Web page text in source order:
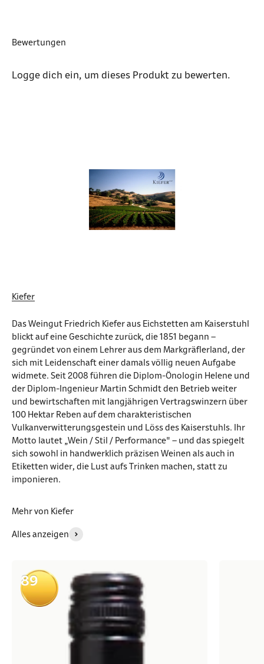
Bewertungen
Logge dich ein , um dieses Produkt zu bewerten.
Kiefer
Das Weingut Friedrich Kiefer aus Eichstetten am Kaiserstuhl
blickt auf eine Geschichte zurück, die 1851 begann –
gegründet von einem Lehrer aus dem Markgräflerland, der
sich mit Leidenschaft einer damals völlig neuen Aufgabe
widmete. Seit 2008 führen die Diplom-Önologin Helene und
der Diplom-Ingenieur Martin Schmidt den Betrieb weiter
und bewirtschaften mit langjährigen Vertragswinzern über
100 Hektar Reben auf dem charakteristischen
Vulkanverwitterungsgestein und Löss des Kaiserstuhls. Ihr
Motto lautet „Wein / Stil / Performance" – und das spiegelt
sich sowohl in handwerklich präzisen Weinen als auch in
Etiketten wider, die Lust aufs Trinken machen, statt zu
imponieren.
Mehr von Kiefer
Alles anzeigen
89